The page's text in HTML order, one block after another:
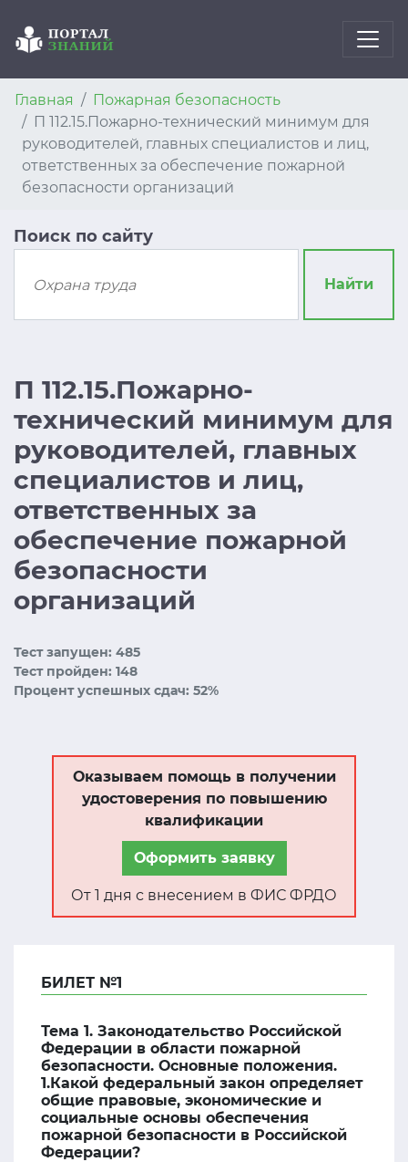
Главная
Пожарная безопасность
П 112.15.Пожарно-технический минимум для
руководителей, главных специалистов и лиц,
ответственных за обеспечение пожарной
безопасности организаций
Поиск по сайту
Найти
П 112.15.Пожарно-
технический минимум для
руководителей, главных
специалистов и лиц,
ответственных за
обеспечение пожарной
безопасности
организаций
Тест запущен: 485
Тест пройден: 148
Процент успешных сдач: 52%
Оказываем помощь в получении
удостоверения по повышению
квалификации
Оформить заявку
От 1 дня с внесением в ФИС ФРДО
БИЛЕТ №1
Тема 1. Законодательство Российской
Федерации в области пожарной
безопасности. Основные положения.
1.Какой федеральный закон определяет
общие правовые, экономические и
социальные основы обеспечения
пожарной безопасности в Российской
Федерации?